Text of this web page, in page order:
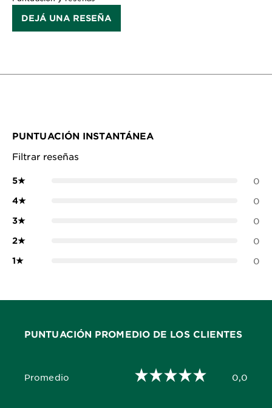
DEJÁ UNA RESEÑA
PUNTUACIÓN INSTANTÁNEA
Filtrar reseñas
5★ 0
4★ 0
3★ 0
2★ 0
1★ 0
PUNTUACIÓN PROMEDIO DE LOS CLIENTES
Promedio
0,0 out of 5 stars 0,0